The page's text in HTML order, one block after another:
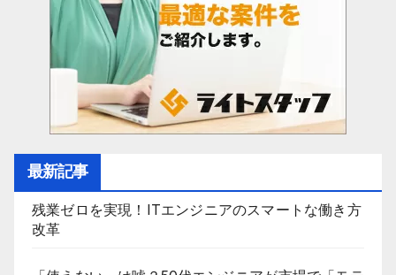
最新記事
残業ゼロを実現！ITエンジニアのスマートな働き方
改革